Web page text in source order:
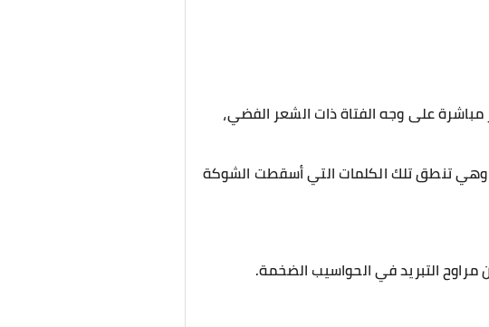
مباشرة على وجه الفتاة ذات الشعر الفضي،
وهي تنطق تلك الكلمات التي أسقطت الشوكة
التبريد في الحواسيب الضخمة.